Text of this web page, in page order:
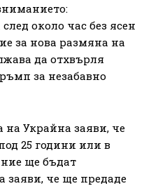
около час без ясен
за нова размяна на
да отхвърля
за незабавно
Украйна заяви, че
25 години или в
ще бъдат
заяви, че ще предаде